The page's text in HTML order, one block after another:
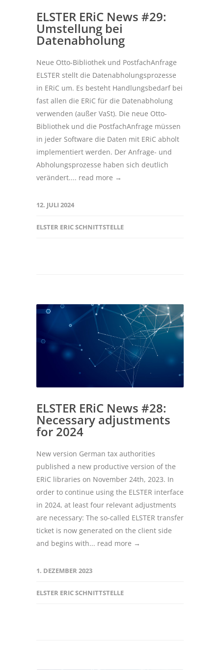
ELSTER ERiC News #29:
Umstellung bei
Datenabholung
Neue Otto-Bibliothek und PostfachAnfrage
ELSTER stellt die Datenabholungsprozesse
in ERiC um. Es besteht Handlungsbedarf bei
fast allen die ERiC für die Datenabholung
verwenden (außer VaSt). Die neue Otto-
Bibliothek und die PostfachAnfrage müssen
in jeder Software die Daten mit ERiC abholt
implementiert werden. Der Anfrage- und
Abholungsprozesse haben sich deutlich
verändert.... read more →
12. JULI 2024
ELSTER ERIC SCHNITTSTELLE
ELSTER ERiC News #28:
Necessary adjustments
for 2024
New version German tax authorities
published a new productive version of the
ERiC libraries on November 24th, 2023. In
order to continue using the ELSTER interface
in 2024, at least four relevant adjustments
are necessary: The so-called ELSTER transfer
ticket is now generated on the client side
and begins with... read more →
1. DEZEMBER 2023
ELSTER ERIC SCHNITTSTELLE